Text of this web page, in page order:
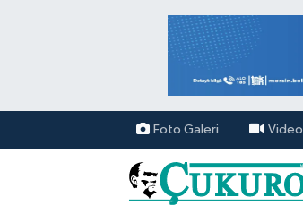
Foto Galeri Video
Mersin Nöbetçi Eczaneler
Mersin Hava Durumu
Mersin Namaz Vakitleri
Mersin Trafik Yoğunluk Haritası